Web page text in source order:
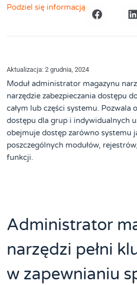
Podziel się informacją
Aktualizacja: 2 grudnia, 2024
Moduł administrator magazynu
narzędzie zabezpieczania dostępu
całym lub części systemu. Pozwala
dostępu dla grup i indywidualnych
obejmuje dostęp zarówno systemu
poszczególnych modułów,
funkcji.
Administrator
narzędzi pełni
w zapewnianiu